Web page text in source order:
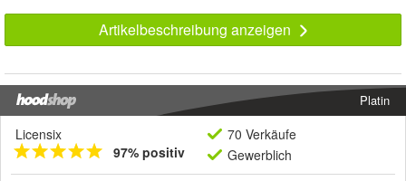
Artikelbeschreibung anzeigen
Platin
Licensix
97% positiv
70 Verkäufe
Gewerblich